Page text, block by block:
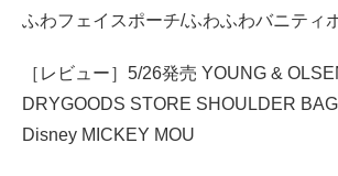
ふわフェイスポーチ/ふわふわバニティ
［レビュー］5/26発売 YOUNG &
DRYGOODS STORE SHOULDER
Disney MICKEY MOU